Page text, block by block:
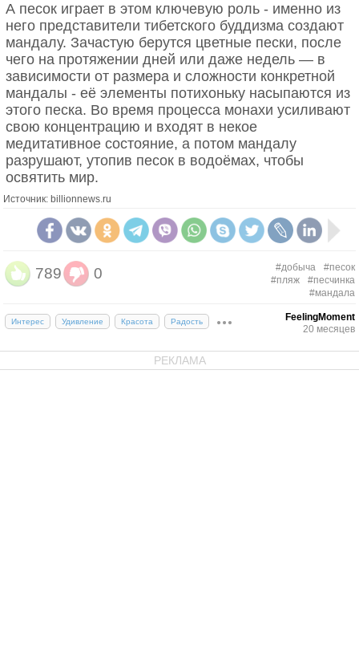
А песок играет в этом ключевую роль - именно из
него представители тибетского буддизма создают
мандалу. Зачастую берутся цветные пески, после
чего на протяжении дней или даже недель — в
зависимости от размера и сложности конкретной
мандалы - её элементы потихоньку насыпаются из
этого песка. Во время процесса монахи усиливают
свою концентрацию и входят в некое
медитативное состояние, а потом мандалу
разрушают, утопив песок в водоёмах, чтобы
освятить мир.
Источник: billionnews.ru
789 0 #добыча
#песок
#пляж
#песчинка
#мандала
Интерес Удивление Красота Радость
FeelingMoment
20 месяцев
РЕКЛАМА